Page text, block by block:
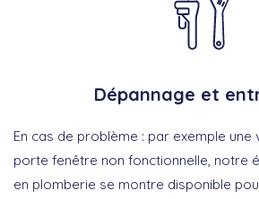
Dépannage et
En cas de problème : par exemple une
porte fenêtre non fonctionnelle, notre
en plomberie se montre disponible